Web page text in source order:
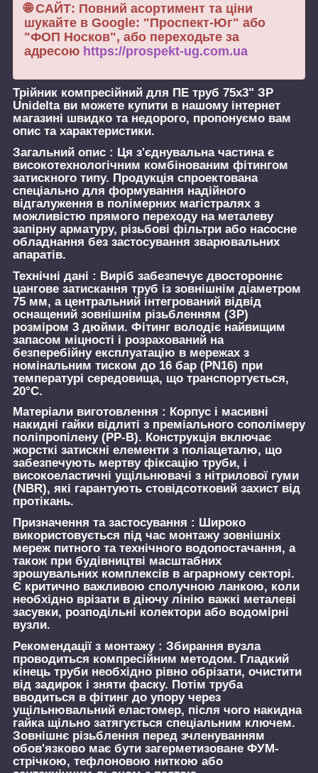
🌐 САЙТ: Повний асортимент та ціни
шукайте в Google: "Проспект-Юг" або
"ФОП Носков", або переходьте за
адресою https://prospekt-ug.com.ua
Трійник компресійний для ПЕ труб 75х3" ЗР
Unideltaви можете купити в нашому інтернет
магазині швидко та недорого, пропонуємо вам
опис та характеристики.
Загальний опис : Ця з'єднувальна частина є
високотехнологічним комбінованим фітингом
затискного типу. Продукція спроектована
спеціально для формування надійного
відгалуження в полімерних магістралях з
можливістю прямого переходу на металеву
запірну арматуру, різьбові фільтри або насосне
обладнання без застосування зварювальних
апаратів.
Технічні дані : Виріб забезпечує двостороннє
цангове затискання труб із зовнішнім діаметром
75 мм, а центральний інтегрований відвід
оснащений зовнішнім різьбленням (ЗР)
розміром 3 дюйми. Фітинг володіє найвищим
запасом міцності і розрахований на
безперебійну експлуатацію в мережах з
номінальним тиском до 16 бар (PN16) при
температурі середовища, що транспортується,
20°C.
Матеріали виготовлення : Корпус і масивні
накидні гайки відлиті з преміального сополімеру
поліпропілену (PP-B). Конструкція включає
жорсткі затискні елементи з поліацеталю, що
забезпечують мертву фіксацію труби, і
високоеластичні ущільнювачі з нітрилової гуми
(NBR), які гарантують стовідсотковий захист від
протікань.
Призначення та застосування : Широко
використовується під час монтажу зовнішніх
мереж питного та технічного водопостачання, а
також при будівництві масштабних
зрошувальних комплексів в аграрному секторі.
Є критично важливою сполучною ланкою, коли
необхідно врізати в діючу лінію важкі металеві
засувки, розподільні колектори або водомірні
вузли.
Рекомендації з монтажу : Збирання вузла
проводиться компресійним методом. Гладкий
кінець труби необхідно рівно обрізати, очистити
від задирок і зняти фаску. Потім труба
вводиться в фітинг до упору через
ущільнювальний еластомер, після чого накидна
гайка щільно затягується спеціальним ключем.
Зовнішнє різьблення перед зчленуванням
обов'язково має бути загерметизоване ФУМ-
стрічкою, тефлоновою ниткою або